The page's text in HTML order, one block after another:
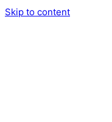
Skip to content